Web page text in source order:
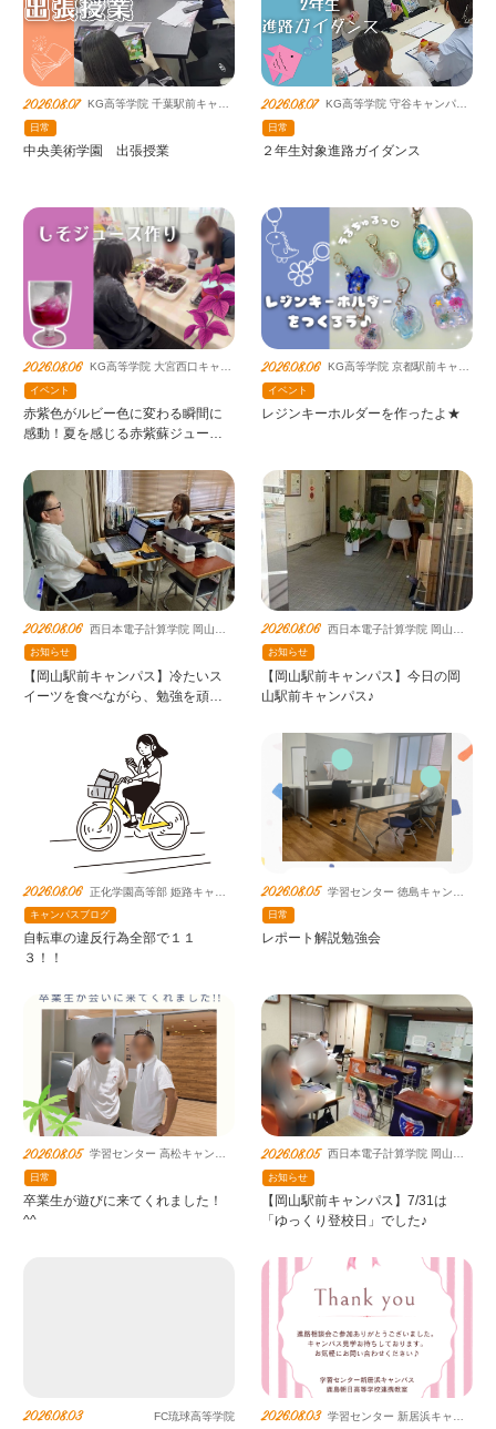
2026.08.07
KG高等学院 千葉駅前キャン
日常
中央美術学園 出張授業
2026.08.07
KG高等学院 守谷キャンパス
日常
２年生対象進路ガイダンス
2026.08.06
KG高等学院 大宮西口キャン
イベント
赤紫色がルビー色に変わる瞬間に
感動！夏を感じる赤紫蘇ジュース
2026.08.06
KG高等学院 京都駅前キャン
イベント
レジンキーホルダーを作ったよ★
2026.08.06
西日本電子計算学院 岡山駅
お知らせ
【岡山駅前キャンパス】冷たいス
イーツを食べながら、勉強を頑張
2026.08.06
西日本電子計算学院 岡山駅
お知らせ
【岡山駅前キャンパス】今日の岡
山駅前キャンパス♪
2026.08.06
正化学園高等部 姫路キャン
パス（提携鹿島朝日）
キャンパスブログ
自転車の違反行為全部で１１
３！！
2026.08.05
学習センター 徳島キャンパ
日常
レポート解説勉強会
2026.08.05
学習センター 高松キャンパ
日常
卒業生が遊びに来てくれました！
^^
2026.08.05
西日本電子計算学院 岡山駅
お知らせ
【岡山駅前キャンパス】7/31は
「ゆっくり登校日」でした♪
2026.08.03 FC琉球高等学院 2026.08.03
学習センター 新居浜キャン